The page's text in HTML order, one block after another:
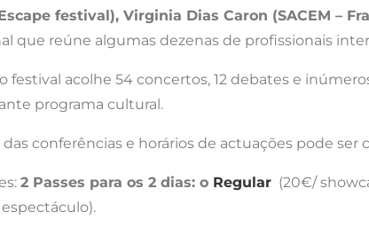
festival), Virginia Dias Caron (SACEM –
que reúne algumas dezenas de profissionais
festival acolhe 54 concertos, 12 debates e
programa cultural.
conferências e horários de actuações pode ser
2 Passes para os 2 dias: o Regular (20€/